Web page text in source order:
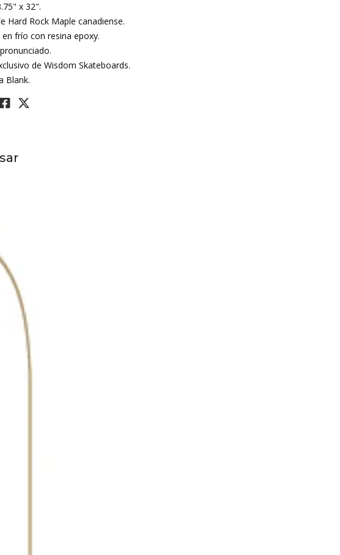
x 32".
Hard Rock Maple canadiense.
en frío con resina epoxy.
de Wisdom Skateboards.
Blank.